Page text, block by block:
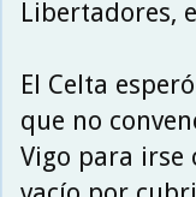
Libertadores,
El Celta
que no
Vigo para irse